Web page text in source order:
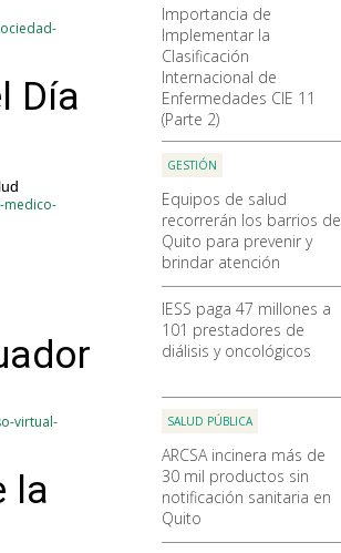
Importancia de
Implementar la
Clasificación
Internacional de
Enfermedades CIE 11
(Parte 2)
GESTIÓN
Equipos de salud
recorrerán los barrios de
Quito para prevenir y
brindar atención
IESS paga 47 millones a
101 prestadores de
diálisis y oncológicos
SALUD PÚBLICA
ARCSA incinera más de
30 mil productos sin
notificación sanitaria en
Quito
Día
medico-
virtual-
la